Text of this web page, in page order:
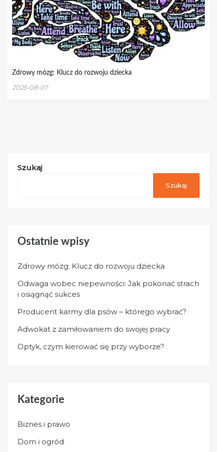
Zdrowy mózg: Klucz do rozwoju dziecka
2025-08-07
Szukaj
Szukaj
Ostatnie wpisy
Zdrowy mózg: Klucz do rozwoju dziecka
Odwaga wobec niepewności: Jak pokonać strach
i osiągnąć sukces
Producent karmy dla psów – którego wybrać?
Adwokat z zamiłowaniem do swojej pracy
Optyk, czym kierować się przy wyborze?
Kategorie
Biznes i prawo
Dom i ogród